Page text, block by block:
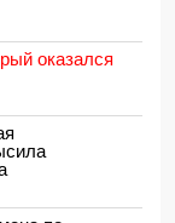
оказался